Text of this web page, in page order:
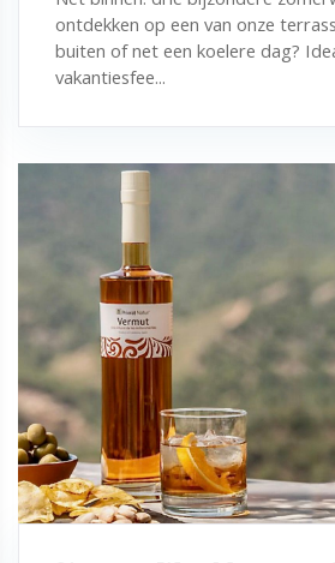
ontdekken op een van onze
buiten of net een koelere dag?
vakantiesfee...